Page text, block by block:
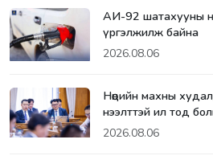
АИ-92 шатахууны
үргэлжилж байна
2026.08.06
Нөөцийн махны
нээлттэй ил тод
2026.08.06